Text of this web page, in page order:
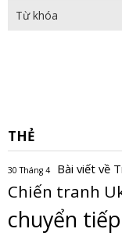
THẺ
30 Tháng 4 Bài viết về
Chiến tranh
chuyển